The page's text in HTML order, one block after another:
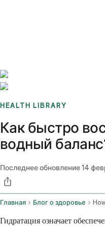
HEALTH LIBRARY
Как быстро
водный
Последнее обновление14
Главная Блог о здоровье
Гидратация означает